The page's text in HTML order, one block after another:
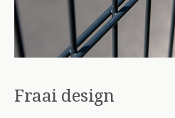
Fraai design